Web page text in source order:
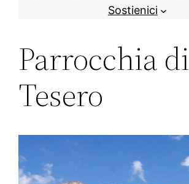
Sostienici
Parrocchia di
Tesero